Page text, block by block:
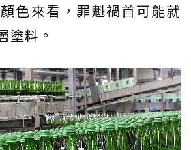
色來看，罪魁禍首可能就
塗料。